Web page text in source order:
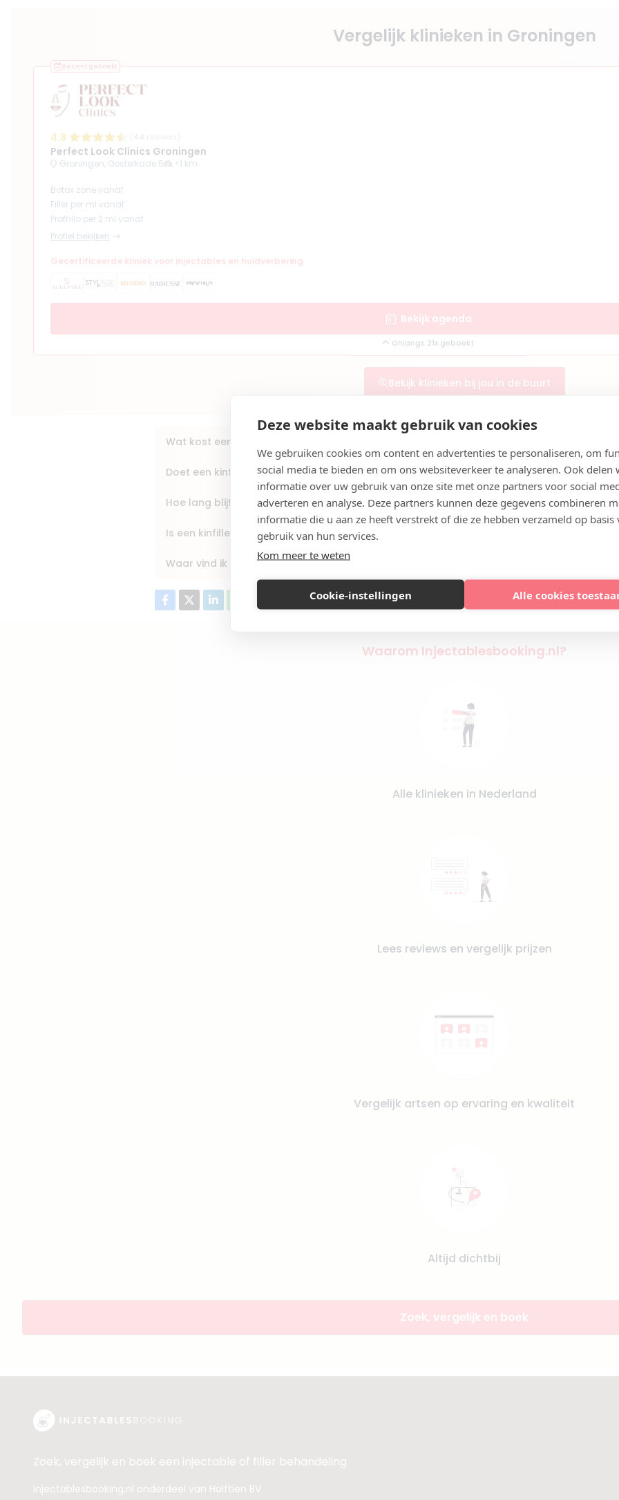
Deze website maakt gebruik van cookies
We gebruiken cookies om content en advertenties te personaliseren, om
social media te bieden en om ons websiteverkeer te analyseren. Ook delen
informatie over uw gebruik van onze site met onze partners voor social
adverteren en analyse. Deze partners kunnen deze gegevens combineren
informatie die u aan ze heeft verstrekt of die ze hebben verzameld op basis
gebruik van hun services.
Kom meer te weten
Cookie-instellingen Alle cookies
Vergelijk klinieken in Groningen
Recent geboekt
4.8
Perfect Look Clinics Groningen
Groningen, Oosterkade 5 <1 km
Botox zone vanaf
Filler per ml vanaf
Profhilo per 2 ml vanaf
Profiel bekijken
Gecertificeerde kliniek voor injectables en huidverbering
Bekijk agenda
Onlangs 21x geboekt
Bekijk klinieken bij jou in de buurt
Wat kost een kinfiller-behandeling in Groningen?
Doet een kinfiller-behandeling pijn?
Hoe lang blijft het resultaat van een kinfiller zichtbaar?
Is een kinfiller-behandeling veilig?
Waar vind ik de beste kinfiller-specialisten in Groningen?
Waarom Injectablesbooking.nl?
Alle klinieken in Nederland
Lees reviews en vergelijk prijzen
Vergelijk artsen op ervaring en kwaliteit
Altijd dichtbij
Zoek, vergelijk en boek
Zoek, vergelijk en boek een injectable of filler behandeling
Injectablesbooking.nl onderdeel van Halftien BV